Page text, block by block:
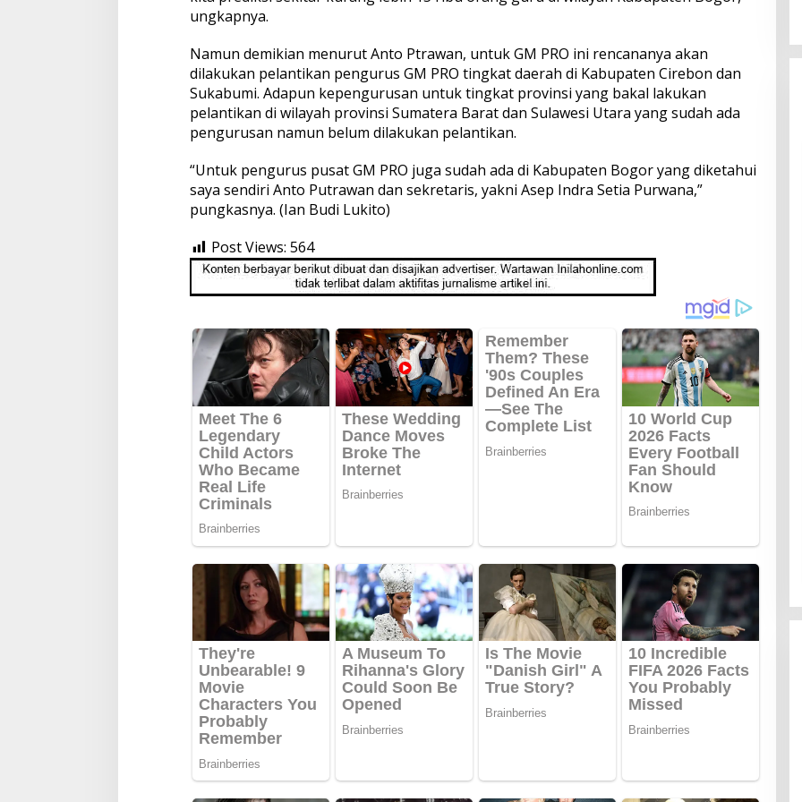
ungkapnya.
Namun demikian menurut Anto Ptrawan, untuk GM PRO ini rencananya akan
dilakukan pelantikan pengurus GM PRO tingkat daerah di Kabupaten Cirebon dan
Sukabumi. Adapun kepengurusan untuk tingkat provinsi yang bakal lakukan
pelantikan di wilayah provinsi Sumatera Barat dan Sulawesi Utara yang sudah ada
pengurusan namun belum dilakukan pelantikan.
“Untuk pengurus pusat GM PRO juga sudah ada di Kabupaten Bogor yang diketahui
saya sendiri Anto Putrawan dan sekretaris, yakni Asep Indra Setia Purwana,”
pungkasnya. (Ian Budi Lukito)
Post Views: 564